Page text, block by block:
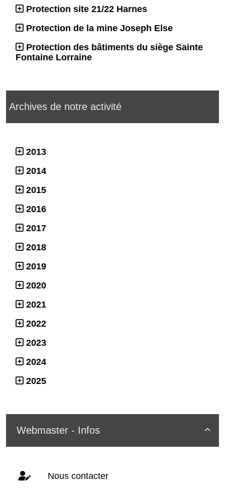
Protection site 21/22 Harnes
Protection de la mine Joseph Else
Protection des bâtiments du siège Sainte
Fontaine Lorraine
Archives de notre activité
2013
2014
2015
2016
2017
2018
2019
2020
2021
2022
2023
2024
2025

Webmaster - Infos
Nous contacter